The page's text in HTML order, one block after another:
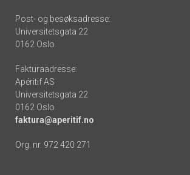
Post- og besøksadresse:
Universitetsgata 22
0162 Oslo
Fakturaadresse:
Apéritif AS
Universitetsgata 22
0162 Oslo
faktura@aperitif.no
Org. nr. 972 420 271